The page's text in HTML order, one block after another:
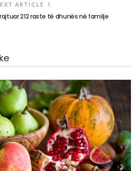
ARTICLE
212 raste të dhunës në familje